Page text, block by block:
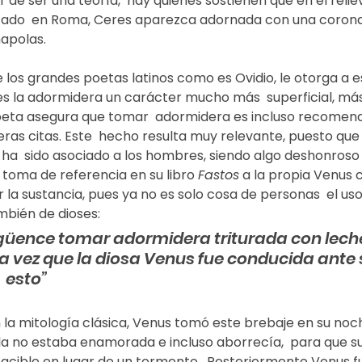
en Roma, Ceres aparezca adornada con una
los grandes poetas latinos como es Ovidio, le otorga a
la adormidera un carácter mucho más  superficial,
asegura que tomar  adormidera es incluso
citas. Este  hecho resulta muy relevante, puesto
sido asociado a los hombres, siendo algo
de referencia en su libro Fastos a la propia Venus
la sustancia, pues ya no es solo cosa de personas  el
de dioses:
tomar adormidera triturada con
vez que la diosa Venus fue conducida
la mitología clásica, Venus tomó este brebaje en su
no estaba enamorada e incluso aborrecía,  para que